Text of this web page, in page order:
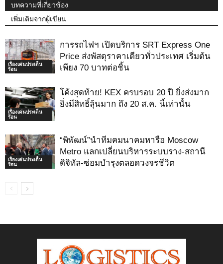
บทความที่เกี่ยวข้อง
เพิ่มเติมจากผู้เขียน
เรื่องเด่นประเด็น
ร้อน
การรถไฟฯ เปิดบริการ SRT Express One
Price ส่งพัสดุราคาเดียวทั่วประเทศ เริ่มต้น
เพียง 70 บาทต่อชิ้น
เรื่องเด่นประเด็น
ร้อน
โค้งสุดท้าย! KEX ครบรอบ 20 ปี ยิ่งส่งมาก
ยิ่งมีสิทธิ์ลุ้นมาก ถึง 20 ส.ค. นี้เท่านั้น
เรื่องเด่นประเด็น
ร้อน
“พิพัฒน์”นำทีมคมนาคมหารือ Moscow
Metro แลกเปลี่ยนบริหารระบบราง-สถานี
ดิจิทัล-ซ่อมบำรุงตลอดวงจรชีวิต